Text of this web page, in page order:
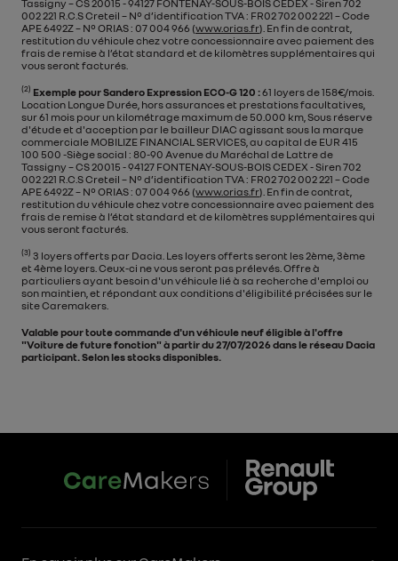
Tassigny – CS 20015 - 94127 FONTENAY-SOUS-BOIS CEDEX - Siren 702
002 221 R.C.S Creteil – N° d’identification TVA : FR02 702 002 221 – Code
APE 6492Z – N° ORIAS : 07 004 966 (www.orias.fr). En fin de contrat,
restitution du véhicule chez votre concessionnaire avec paiement des
frais de remise à l’état standard et de kilomètres supplémentaires qui
vous seront facturés.
(2) Exemple pour Sandero Expression ECO-G 120 :61 loyers de 158€/mois.
Location Longue Durée, hors assurances et prestations facultatives,
sur 61 mois pour un kilométrage maximum de 50.000 km, Sous réserve
d'étude et d'acception par le bailleur DIAC agissant sous la marque
commerciale MOBILIZE FINANCIAL SERVICES, au capital de EUR 415
100 500 -Siège social : 80-90 Avenue du Maréchal de Lattre de
Tassigny – CS 20015 - 94127 FONTENAY-SOUS-BOIS CEDEX - Siren 702
002 221 R.C.S Creteil – N° d’identification TVA : FR02 702 002 221 – Code
APE 6492Z – N° ORIAS : 07 004 966 (www.orias.fr). En fin de contrat,
restitution du véhicule chez votre concessionnaire avec paiement des
frais de remise à l’état standard et de kilomètres supplémentaires qui
vous seront facturés.
(3) 3 loyers offerts par Dacia. Les loyers offerts seront les 2ème, 3ème
et 4ème loyers. Ceux-ci ne vous seront pas prélevés. Offre à
particuliers ayant besoin d'un véhicule lié à sa recherche d'emploi ou
son maintien, et répondant aux conditions d'éligibilité précisées sur le
site Caremakers.
Valable pour toute commande d'un véhicule neuf éligible à l'offre
"Voiture de future fonction" à partir du 27/07/2026 dans le réseau Dacia
participant. Selon les stocks disponibles.